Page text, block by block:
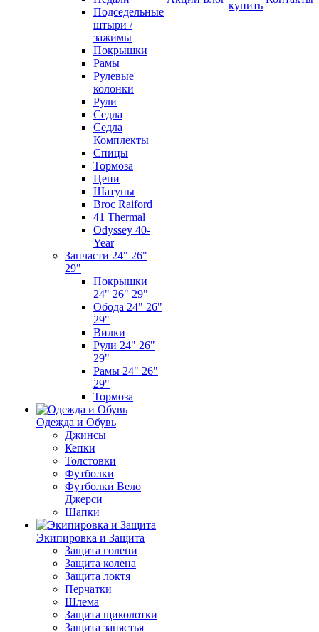
Подседельные
штыри /
зажимы
Покрышки
Рамы
Рулевые
колонки
Рули
Седла
Седла
Комплекты
Спицы
Тормоза
Цепи
Шатуны
Broc Raiford
41 Thermal
Odyssey 40-
Year
Запчасти 24" 26"
29"
Покрышки
24" 26" 29"
Обода 24" 26"
29"
Вилки
Рули 24" 26"
29"
Рамы 24" 26"
29"
Тормоза
Одежда и Обувь
Джинсы
Кепки
Толстовки
Футболки
Футболки Вело
Джерси
Шапки
Экипировка и Защита
Защита голени
Защита колена
Защита локтя
Перчатки
Шлема
Защита щиколотки
Защита запястья
купить